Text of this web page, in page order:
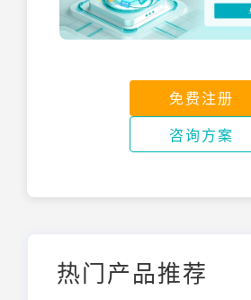
免费注册
咨询方案
热门产品推荐